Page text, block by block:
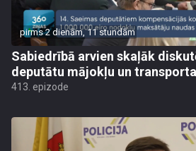
pirms 2 dienām, 11 stundām
Sabiedrībā arvien skaļāk
deputātu mājokļu un
413. epizode